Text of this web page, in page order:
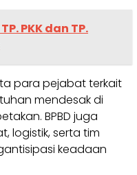
PKK dan TP.
para pejabat terkait
mendesak di
BPBD juga
logistik, serta tim
keadaan